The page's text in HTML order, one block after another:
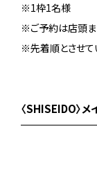
※1枠1名様
※ご予約は店頭ま
※先着順とさせて
〈SHISEIDO〉メ